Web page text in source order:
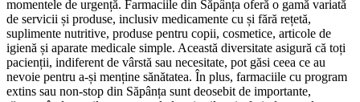
momentele de urgență. Farmaciile din Săpânța oferă o gamă variată
de servicii și produse, inclusiv medicamente cu și fără rețetă,
suplimente nutritive, produse pentru copii, cosmetice, articole de
igienă și aparate medicale simple. Această diversitate asigură că toți
pacienții, indiferent de vârstă sau necesitate, pot găsi ceea ce au
nevoie pentru a-și menține sănătatea. În plus, farmaciile cu program
extins sau non-stop din Săpânța sunt deosebit de importante,